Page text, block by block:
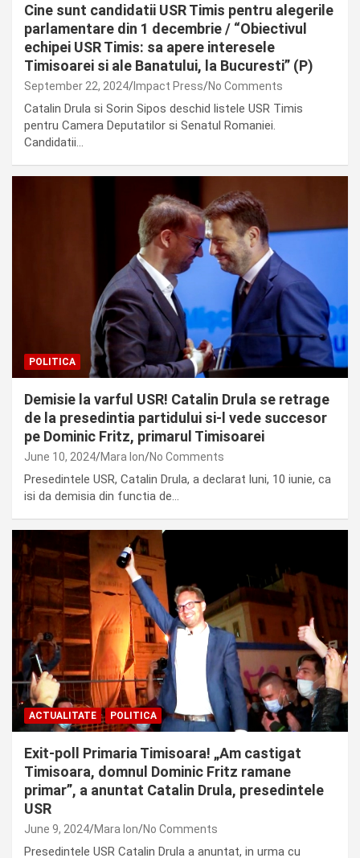
Cine sunt candidatii USR Timis pentru alegerile
parlamentare din 1 decembrie / “Obiectivul
echipei USR Timis: sa apere interesele
Timisoarei si ale Banatului, la Bucuresti” (P)
September 22, 2024 Impact Press No Comments
Catalin Drula si Sorin Sipos deschid listele USR Timis
pentru Camera Deputatilor si Senatul Romaniei.
Candidatii…
POLITICA
Demisie la varful USR! Catalin Drula se retrage
de la presedintia partidului si-l vede succesor
pe Dominic Fritz, primarul Timisoarei
June 10, 2024 Mara Ion No Comments
Presedintele USR, Catalin Drula, a declarat luni, 10 iunie, ca
isi da demisia din functia de…
ACTUALITATE POLITICA
Exit-poll Primaria Timisoara! „Am castigat
Timisoara, domnul Dominic Fritz ramane
primar”, a anuntat Catalin Drula, presedintele
USR
June 9, 2024 Mara Ion No Comments
Presedintele USR Catalin Drula a anuntat, in urma cu